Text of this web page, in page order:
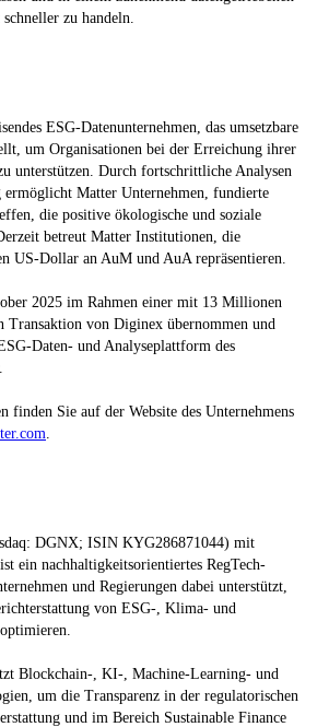
zu handeln.
ESG-Datenunternehmen, das umsetzbare
um Organisationen bei der Erreichung ihrer
unterstützen. Durch fortschrittliche Analysen
ermöglicht Matter Unternehmen, fundierte
die positive ökologische und soziale
betreut Matter Institutionen, die
US-Dollar an AuM und AuA repräsentieren.
2025 im Rahmen einer mit 13 Millionen
Transaktion von Diginex übernommen und
Daten- und Analyseplattform des
finden Sie auf der Website des Unternehmens
DGNX; ISIN KYG286871044) mit
ein nachhaltigkeitsorientiertes RegTech-
und Regierungen dabei unterstützt,
von ESG-, Klima- und
Blockchain-, KI-, Machine-Learning- und
um die Transparenz in der regulatorischen
und im Bereich Sustainable Finance